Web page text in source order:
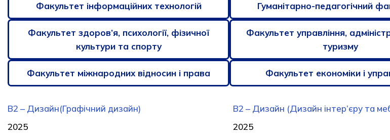
Факультет інформаційних технологій Гуманітарно-педагогічний
Факультет здоров’я, психології, фізичної
культури та спорту
Факультет управління,
туризму
Факультет міжнародних відносин і права Факультет економіки і
B2 – Дизайн(Графічний дизайн)
2025
B2 – Дизайн (Дизайн інтер’єру та
2025